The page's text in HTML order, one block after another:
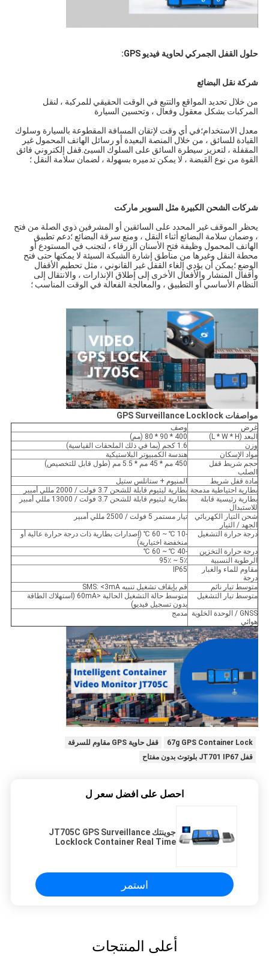
حلول القفل الجمركي لحاوية فيديو GPS:
شركة نقل البضائع
المركبات بشكل معقول وفعال ، وتحسين السيارة
القوة من نوع القبضة ، لا يمكن تدميره بسهولة ، لضمان سلامة النقل ؛
شركات الشحن الكبيرة مثل السوبر ماركت
النظام الأساسي أو التطبيق ، والمعالجة الفعالة في الوقت المناسب ؛
مواصفات GPS Surveillance Locklock
غرض
وصف
البعد (L * W * H)
400 * 90 * 80 (مم)
وزن
1.6 كجم (بما في ذلك الملحقات القياسية)
مواد الإسكان
هندسة الكمبيوتر البلاستيكية
حجم شريط قفل
الصلب
450 مم * 45 مم * 5.5 مم (طول قابل للتخصيص)
مادة قفل شريط
المنيوم + ستانلس ستيل
بطارية احتياطية مدمجة بطارية ليثيوم قابلة للشحن 3.7 فولت / 2000 مللي أمبير
بطارية رئيسية قابلة
للاستبدال
بطارية ليثيوم قابلة للشحن 3.7 فولت / 13000 مللي أمبير
شحن التيار الكهربائي
الجهد / التيار
تيار مستمر 5 فولت / 2500 مللي أمبير
درجة حرارة التشغيل
-10 ℃ ~ 60 ℃ (إصدارات بطارية ذات درجة حرارة عالية أو
منخفضة اختيارية)
درجة حرارة التخزين
-40 ℃ ~ 60 ℃
الرطوبة النسبية
5٪ ~ 95٪
مقاوم للماء والغبار
درجة
IP65
متوسط ​​تيار نائم
قم بإيقاف تشغيل تنبيه SMS: <3mA
متوسط ​​تيار التشغيل
متوسط ​​حالة التشغيل الحالية <60mA (استهلاك الطاقة
بدون تسجيل فيديو)
GNSS / الوحدة الخلوية
هوائي
مدمج
67g GPS Container Lock
قفل حاوية GPS مقاوم للسرقة
قفل JT701 IP67 بلوتوث بدون مفتاح
احصل على افضل سعر ل
جوينتك JT705C GPS Surveillance
Locklock Container Real Time
استمر
أعلى المنتجات